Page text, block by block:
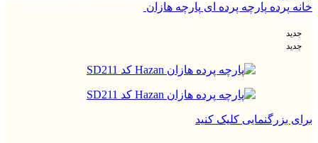
خانه پرده پارچه پرده ای پارچه هازان
جدید
جدید
برای بزرگنمایی کلیک کنید